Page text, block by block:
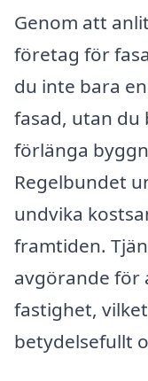
Genom att
företag för
du inte bara
fasad, utan du
förlänga
Regelbundet
undvika
framtiden.
avgörande för
fastighet,
betydelsefullt